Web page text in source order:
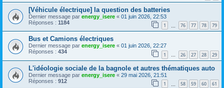
[Véhicule électrique] la question des batteries
Dernier message par energy_isere « 01 juin 2026, 22:53
Réponses : 1184 1 76 77 78 79
Bus et Camions électriques
Dernier message par energy_isere « 01 juin 2026, 22:27
Réponses : 434 1 … 26 27 28 29
L'idéologie sociale de la bagnole et autres thématiques auto
Dernier message par energy_isere « 29 mai 2026, 21:51
Réponses : 912 1 58 59 60 61